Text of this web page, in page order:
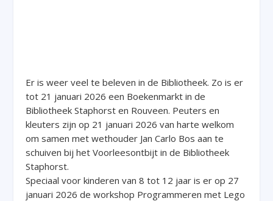
Er is weer veel te beleven in de Bibliotheek. Zo is er
tot 21 januari 2026 een Boekenmarkt in de
Bibliotheek Staphorst en Rouveen. Peuters en
kleuters zijn op 21 januari 2026 van harte welkom
om samen met wethouder Jan Carlo Bos aan te
schuiven bij het Voorleesontbijt in de Bibliotheek
Staphorst.
Speciaal voor kinderen van 8 tot 12 jaar is er op 27
januari 2026 de workshop Programmeren met Lego